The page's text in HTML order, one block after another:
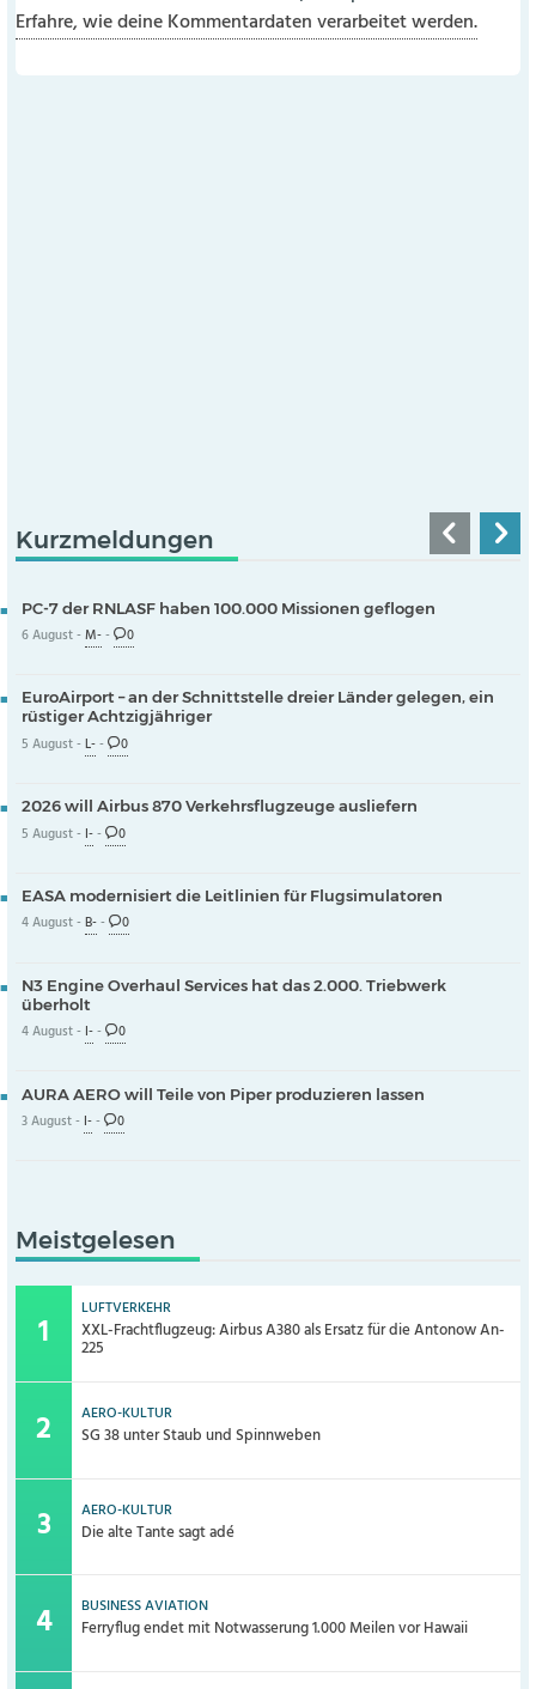
Erfahre, wie deine Kommentardaten verarbeitet werden.
Kurzmeldungen
PC-7 der RNLASF haben 100.000 Missionen geflogen
6 August -M-- 0
EuroAirport – an der Schnittstelle dreier Länder gelegen, ein
rüstiger Achtzigjähriger
5 August -L-- 0
2026 will Airbus 870 Verkehrsflugzeuge ausliefern
5 August - I-- 0
EASA modernisiert die Leitlinien für Flugsimulatoren
4 August -B-- 0
N3 Engine Overhaul Services hat das 2.000. Triebwerk
überholt
4 August - I-- 0
AURA AERO will Teile von Piper produzieren lassen
3 August - I-- 0
Meistgelesen
LUFTVERKEHR
XXL-Frachtflugzeug: Airbus A380 als Ersatz für die Antonow An-
225
AERO-KULTUR
SG 38 unter Staub und Spinnweben
AERO-KULTUR
Die alte Tante sagt adé
BUSINESS AVIATION
Ferryflug endet mit Notwasserung 1.000 Meilen vor Hawaii